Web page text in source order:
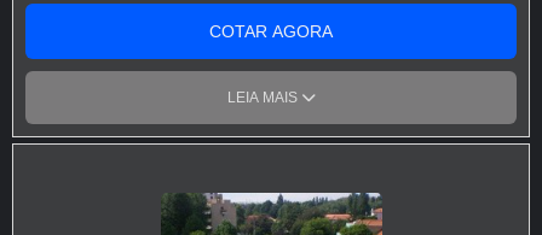
melhor no mercado de pisos industriais. São diversas
opções de itens oferecidos, como regularizador uretano e
sistema híbrido multicamadas com ótima qualidade e
de um atendimento singular, por meio de profissionais
uma empresa que tem se destacado no segmento por
toda seriedade e qualidade, o que garante a melhor
emborrachado para academia crossfit , com a Revest
Group encontrará eficiência com atendimento para
produtos em pequena escala. MAIS SOBRE PISO
EMBORRACHADO PARA ACADEMIA CROSSFIT Há
muitas maneiras eficientes de demonstrar competência e
objetiva seus reforços em proporcionar uma estrutura
COTAR AGORA
LEIA MAIS